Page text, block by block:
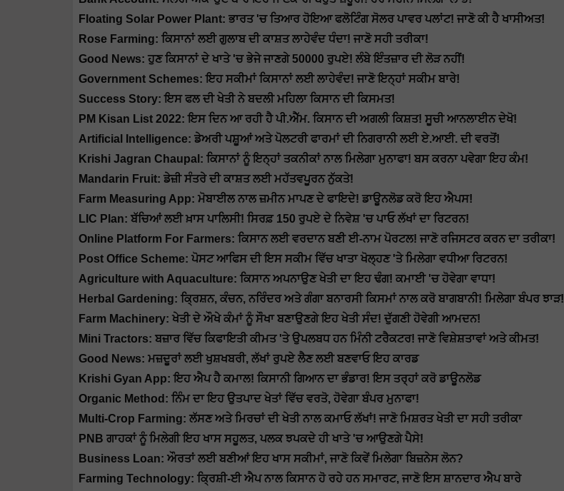
Floating Solar Power Plant: ਭਾਰਤ 'ਚ ਤਿਆਰ ਹੋਇਆ ਫਲੋਟਿੰਗ ਸੋਲਰ ਪਾਵਰ ਪਲਾਂਟ! ਜਾਣੋ ਕੀ ਹੈ ਖਾਸੀਅਤ!
Rose Farming: ਕਿਸਾਨਾਂ ਲਈ ਗੁਲਾਬ ਦੀ ਕਾਸ਼ਤ ਲਾਹੇਵੰਦ ਧੰਦਾ! ਜਾਣੋ ਸਹੀ ਤਰੀਕਾ!
Good News: ਹੁਣ ਕਿਸਾਨਾਂ ਦੇ ਖਾਤੇ 'ਚ ਭੇਜੇ ਜਾਣਗੇ 50000 ਰੁਪਏ! ਲੰਬੇ ਇੰਤਜ਼ਾਰ ਦੀ ਲੋੜ ਨਹੀਂ!
Government Schemes: ਇਹ ਸਕੀਮਾਂ ਕਿਸਾਨਾਂ ਲਈ ਲਾਹੇਵੰਦ! ਜਾਣੋ ਇਨ੍ਹਾਂ ਸਕੀਮ ਬਾਰੇ!
Success Story: ਇਸ ਫਲ ਦੀ ਖੇਤੀ ਨੇ ਬਦਲੀ ਮਹਿਲਾ ਕਿਸਾਨ ਦੀ ਕਿਸਮਤ!
PM Kisan List 2022: ਇਸ ਦਿਨ ਆ ਰਹੀ ਹੈ ਪੀ.ਐੱਮ. ਕਿਸਾਨ ਦੀ ਅਗਲੀ ਕਿਸ਼ਤ! ਸੂਚੀ ਆਨਲਾਈਨ ਦੇਖੋ!
Artificial Intelligence: ਡੇਅਰੀ ਪਸ਼ੂਆਂ ਅਤੇ ਪੋਲਟਰੀ ਫਾਰਮਾਂ ਦੀ ਨਿਗਰਾਨੀ ਲਈ ਏ.ਆਈ. ਦੀ ਵਰਤੋਂ!
Krishi Jagran Chaupal: ਕਿਸਾਨਾਂ ਨੂੰ ਇਨ੍ਹਾਂ ਤਕਨੀਕਾਂ ਨਾਲ ਮਿਲੇਗਾ ਮੁਨਾਫਾ! ਬਸ ਕਰਨਾ ਪਵੇਗਾ ਇਹ ਕੰਮ!
Mandarin Fruit: ਡੇਜ਼ੀ ਸੰਤਰੇ ਦੀ ਕਾਸ਼ਤ ਲਈ ਮਹੱਤਵਪੂਰਨ ਨੁੱਕਤੇ!
Farm Measuring App: ਮੋਬਾਈਲ ਨਾਲ ਜ਼ਮੀਨ ਮਾਪਣ ਦੇ ਫਾਇਦੇ! ਡਾਊਨਲੋਡ ਕਰੋ ਇਹ ਐਪਸ!
LIC Plan: ਬੱਚਿਆਂ ਲਈ ਖ਼ਾਸ ਪਾਲਿਸੀ! ਸਿਰਫ਼ 150 ਰੁਪਏ ਦੇ ਨਿਵੇਸ਼ 'ਚ ਪਾਓ ਲੱਖਾਂ ਦਾ ਰਿਟਰਨ!
Online Platform For Farmers: ਕਿਸਾਨ ਲਈ ਵਰਦਾਨ ਬਣੀ ਈ-ਨਾਮ ਪੋਰਟਲ! ਜਾਣੋ ਰਜਿਸਟਰ ਕਰਨ ਦਾ ਤਰੀਕਾ!
Post Office Scheme: ਪੋਸਟ ਆਫਿਸ ਦੀ ਇਸ ਸਕੀਮ ਵਿੱਚ ਖਾਤਾ ਖੋਲ੍ਹਣ 'ਤੇ ਮਿਲੇਗਾ ਵਧੀਆ ਰਿਟਰਨ!
Agriculture with Aquaculture: ਕਿਸਾਨ ਅਪਨਾਉਣ ਖੇਤੀ ਦਾ ਇਹ ਢੰਗ! ਕਮਾਈ 'ਚ ਹੋਵੇਗਾ ਵਾਧਾ!
Herbal Gardening: ਕ੍ਰਿਸ਼ਨ, ਕੰਚਨ, ਨਰਿੰਦਰ ਅਤੇ ਗੰਗਾ ਬਨਾਰਸੀ ਕਿਸਮਾਂ ਨਾਲ ਕਰੋ ਬਾਗਬਾਨੀ! ਮਿਲੇਗਾ ਬੰਪਰ ਝਾੜ!
Farm Machinery: ਖੇਤੀ ਦੇ ਔਖੇ ਕੰਮਾਂ ਨੂੰ ਸੌਖਾ ਬਣਾਉਣਗੇ ਇਹ ਖੇਤੀ ਸੰਦ! ਦੁੱਗਣੀ ਹੋਵੇਗੀ ਆਮਦਨ!
Mini Tractors: ਬਜ਼ਾਰ ਵਿੱਚ ਕਿਫਾਇਤੀ ਕੀਮਤ 'ਤੇ ਉਪਲਬਧ ਹਨ ਮਿੰਨੀ ਟਰੈਕਟਰ! ਜਾਣੋ ਵਿਸ਼ੇਸ਼ਤਾਵਾਂ ਅਤੇ ਕੀਮਤ!
Good News: ਮਜ਼ਦੂਰਾਂ ਲਈ ਖੁਸ਼ਖਬਰੀ, ਲੱਖਾਂ ਰੁਪਏ ਲੈਣ ਲਈ ਬਣਵਾਓ ਇਹ ਕਾਰਡ
Krishi Gyan App: ਇਹ ਐਪ ਹੈ ਕਮਾਲ! ਕਿਸਾਨੀ ਗਿਆਨ ਦਾ ਭੰਡਾਰ! ਇਸ ਤਰ੍ਹਾਂ ਕਰੋ ਡਾਊਨਲੋਡ
Organic Method: ਨਿੰਮ ਦਾ ਇਹ ਉਤਪਾਦ ਖੇਤਾਂ ਵਿੱਚ ਵਰਤੋ, ਹੋਵੇਗਾ ਬੰਪਰ ਮੁਨਾਫਾ!
Multi-Crop Farming: ਲੱਸਣ ਅਤੇ ਮਿਰਚਾਂ ਦੀ ਖੇਤੀ ਨਾਲ ਕਮਾਓ ਲੱਖਾਂ! ਜਾਣੋ ਮਿਸ਼ਰਤ ਖੇਤੀ ਦਾ ਸਹੀ ਤਰੀਕਾ
PNB ਗਾਹਕਾਂ ਨੂੰ ਮਿਲੇਗੀ ਇਹ ਖਾਸ ਸਹੂਲਤ, ਪਲਕ ਝਪਕਦੇ ਹੀ ਖਾਤੇ 'ਚ ਆਉਣਗੇ ਪੈਸੇ!
Business Loan: ਔਰਤਾਂ ਲਈ ਬਣੀਆਂ ਇਹ ਖਾਸ ਸਕੀਮਾਂ, ਜਾਣੋ ਕਿਵੇਂ ਮਿਲੇਗਾ ਬਿਜ਼ਨੇਸ ਲੋਨ?
Farming Technology: ਕ੍ਰਿਸ਼ੀ-ਈ ਐਪ ਨਾਲ ਕਿਸਾਨ ਹੋ ਰਹੇ ਹਨ ਸਮਾਰਟ, ਜਾਣੋ ਇਸ ਸ਼ਾਨਦਾਰ ਐਪ ਬਾਰੇ